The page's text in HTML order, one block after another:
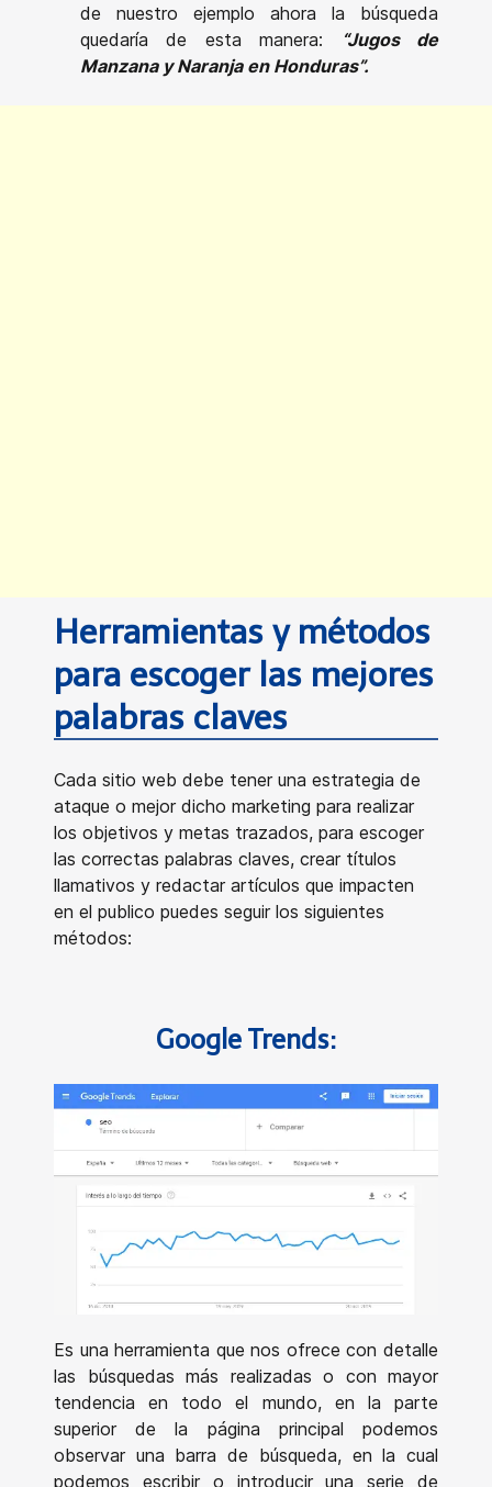
de nuestro ejemplo ahora la búsqueda
quedaría de esta manera:
“Jugos de
Manzana y Naranja en Honduras”.
Herramientas y métodos
para escoger las mejores
palabras claves
Cada sitio web debe tener una estrategia de
ataque o mejor dicho marketing para realizar
los objetivos y metas trazados, para escoger
las correctas palabras claves, crear títulos
llamativos y redactar artículos que impacten
en el publico puedes seguir los siguientes
métodos:
Google Trends:
Es una herramienta que nos ofrece con detalle
las búsquedas más realizadas o con mayor
tendencia en todo el mundo, en la parte
superior de la página principal podemos
observar una barra de búsqueda, en la cual
podemos escribir o introducir una serie de